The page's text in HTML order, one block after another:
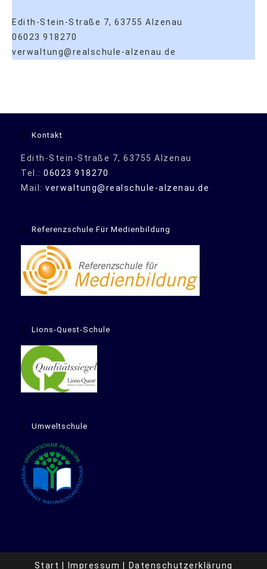
Edith-Stein-Straße 7, 63755 Alzenau
06023 918270
verwaltung@realschule-alzenau.de
Kontakt
Edith-Stein-Straße 7, 63755 Alzenau
Tel.: 06023 918270
Mail: verwaltung@realschule-alzenau.de
Referenzschule Für Medienbildung
Lions-Quest-Schule
Umweltschule
Start Impressum Datenschutzerklärung